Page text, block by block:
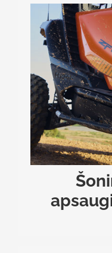
ŠONINIŲ DURŲ
Daugiau nei tik
durų skydeliai,
bagio, apsaugo
nuotykio metu.
apsauga iš
priekinio buferio
akmenys ar